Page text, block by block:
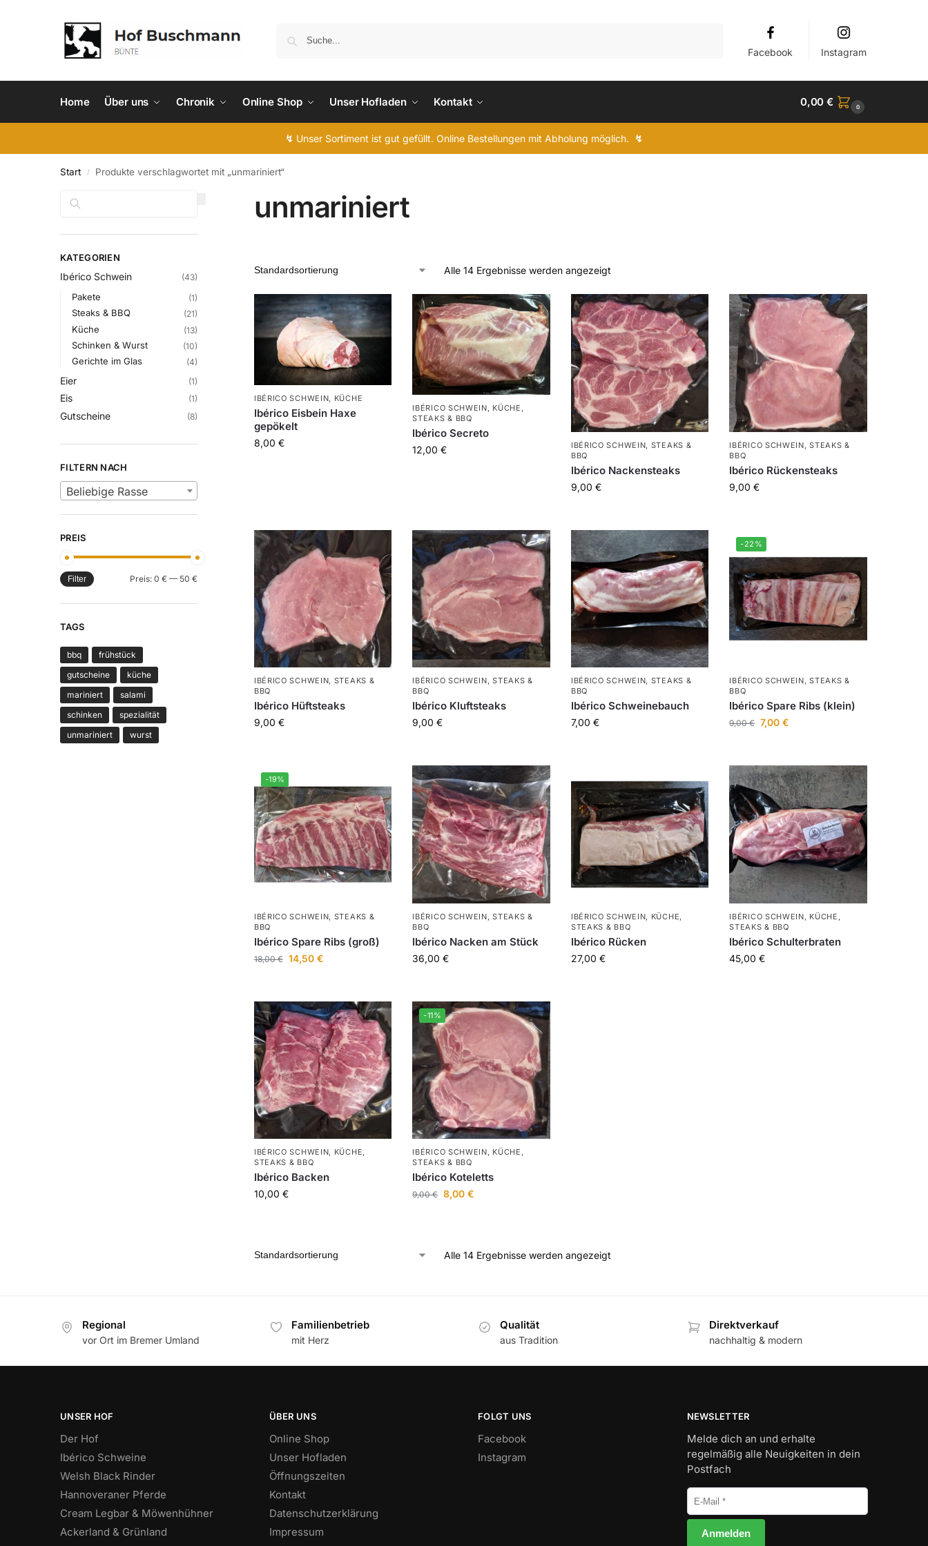
Facebook Instagram
Home Über uns Chronik Online Shop Unser Hofladen Kontakt 0,00€ 0
↯ Unser Sortiment ist gut gefüllt. Online Bestellungen mit Abholung möglich. ↯
Start / Produkte verschlagwortet mit „unmariniert“
unmariniert
Alle 14 Ergebnisse werden angezeigt
IBÉRICO SCHWEIN, KÜCHE
Ibérico Eisbein Haxe
gepökelt
8,00 €
IBÉRICO SCHWEIN, KÜCHE ,
STEAKS & BBQ
Ibérico Secreto
12,00€ IBÉRICO SCHWEIN STEAKS &
BBQ
Ibérico Nackensteaks
9,00 €
IBÉRICO SCHWEIN ,STEAKS &
BBQ
Ibérico Rückensteaks
9,00€
IBÉRICO SCHWEIN, STEAKS &
BBQ
Ibérico Hüftsteaks
9,00 €
IBÉRICO SCHWEIN,STEAKS &
BBQ
Ibérico Kluftsteaks
9,00€
IBÉRICO SCHWEIN, STEAKS &
BBQ
Ibérico Schweinebauch
7,00 €
-22%
IBÉRICO SCHWEIN,STEAKS &
BBQ
Ibérico Spare Ribs (klein)
9,00€ 7,00€
-19%
IBÉRICO SCHWEIN STEAKS &
BBQ
Ibérico Spare Ribs (groß)
18,00€ 14,50 €
IBÉRICO SCHWEIN ,STEAKS &
BBQ
Ibérico Nacken am Stück
36,00€
IBÉRICO SCHWEIN KÜCHE
STEAKS & BBQ
Ibérico Rücken
27,00 €
IBÉRICO SCHWEIN KÜCHE
STEAKS & BBQ
Ibérico Schulterbraten
45,00€
IBÉRICO SCHWEIN, KÜCHE,
STEAKS & BBQ
Ibérico Backen
10,00 €
-11%
IBÉRICO SCHWEIN, KÜCHE ,
STEAKS & BBQ
Ibérico Koteletts
9,00€ 8,00€
Alle 14 Ergebnisse werden angezeigt
KATEGORIEN
Ibérico Schwein (43)
Pakete (1)
Steaks & BBQ (21)
Küche (13)
Schinken & Wurst (10)
Gerichte im Glas (4)
Eier (1)
Eis (1)
Gutscheine (8)
FILTERN NACH
Beliebige Rasse
PREIS
Filter Preis: 0 € — 50 €
TAGS
bbq
frühstück
gutscheine
küche
mariniert
salami
schinken
spezialität
unmariniert
wurst
Regional
vor Ort im Bremer Umland
Familienbetrieb
mit Herz
Qualität
aus Tradition
Direktverkauf
nachhaltig & modern
UNSER HOF
Der Hof
Ibérico Schweine
Welsh Black Rinder
Hannoveraner Pferde
Cream Legbar & Möwenhühner
Ackerland & Grünland
ÜBER UNS
Online Shop
Unser Hofladen
Öffnungszeiten
Kontakt
Datenschutzerklärung
Impressum
FOLGT UNS
Facebook
Instagram
NEWSLETTER
Melde dich an und erhalte
regelmäßig alle Neuigkeiten in dein
Postfach